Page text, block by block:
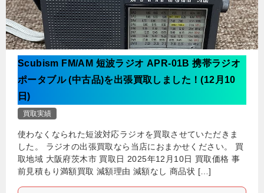
Scubism FM/AM 短波ラジオ APR-01B 携帯ラジオ
ポータブル (中古品)を出張買取しました！(12月10
日)
買取実績
使わなくなられた短波対応ラジオを買取させていただきま
した。 ラジオの出張買取なら当店におまかせください。 買
取地域 大阪府茨木市 買取日 2025年12月10日 買取価格 事
前見積もり満額買取 減額理由 減額なし 商品状 […]